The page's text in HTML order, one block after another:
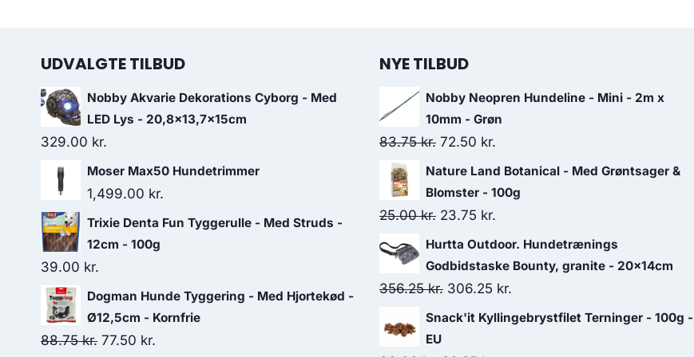
UDVALGTE TILBUD
Nobby Akvarie Dekorations Cyborg - Med
LED Lys - 20,8x13,7x15cm
329.00 kr.
Moser Max50 Hundetrimmer
1,499.00 kr.
Trixie Denta Fun Tyggerulle - Med Struds -
12cm - 100g
39.00 kr.
Dogman Hunde Tyggering - Med Hjortekød -
Ø12,5cm - Kornfrie
88.75kr. Den
77.50 kr.
NYE TILBUD
Nobby Neopren Hundeline - Mini - 2m x
10mm - Grøn
83.75kr. Den
oprindelige
pris
var:
83.75 kr..
72.50 kr.
aktuelle
pris
72.50 kr..
Nature Land Botanical - Med Grøntsager &
Blomster - 100g
25.00kr. Den
oprindelige
pris
var:
25.00 kr..
23.75 kr.
aktuelle
pris
er:
23.75 kr..
Hurtta Outdoor. Hundetrænings
Godbidstaske Bounty, granite - 20x14cm
356.25kr. Den
oprindelige
306.25 kr.
aktuelle
Snack'it Kyllingebrystfilet Terninger - 100g -
EU